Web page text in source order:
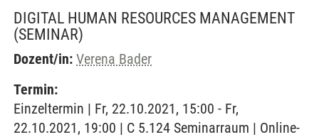
DIGITAL HUMAN RESOURCES MANAGEMENT
(SEMINAR)
Dozent/in: Verena Bader
Termin:
Einzeltermin | Fr, 22.10.2021, 15:00 - Fr,
22.10.2021, 19:00 | C 5.124 Seminarraum | Online-